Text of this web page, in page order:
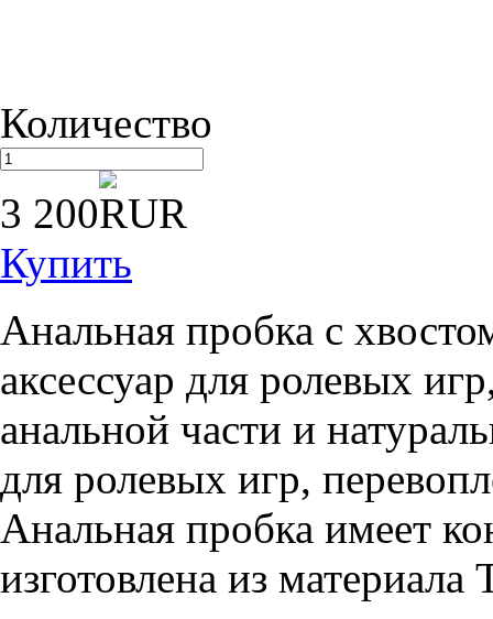
Количество
3 200
Купить
Анальная пробка с
аксессуар для ролевых
анальной части и
для ролевых игр,
Анальная пробка имеет
изготовлена из материала